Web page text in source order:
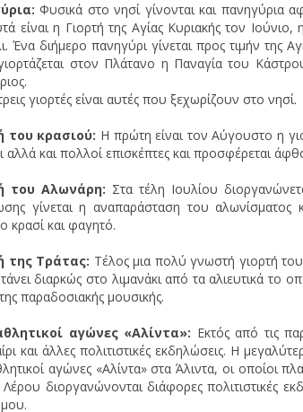
Φυσικά στο νησί γίνονται και πανηγύρια
είναι η Γιορτή της Αγίας Κυριακής τον
Ένα διήμερο πανηγύρι γίνεται προς τιμήν της
στον Πλάτανο η Παναγία του
γιορτές είναι αυτές που ξεχωρίζουν στο νησί.
του κρασιού: Η πρώτη είναι τον Αύγουστο η
αλλά και πολλοί επισκέπτες και προσφέρεται
του Αλωνάρη: Στα τέλη Ιουλίου
γίνεται η αναπαράσταση του αλωνίσματος
κρασί και φαγητό.
της Τράτας: Τέλος μια πολύ γνωστή γιορτή
διαρκώς στο λιμανάκι από τα αλιευτικά το
παραδοσιακής μουσικής.
αγώνες «Αλίντα»: Εκτός από τις
και άλλες πολιτιστικές εκδηλώσεις. Η
αγώνες «Αλίντα» στα Άλιντα, οι οποίοι
διοργανώνονται διάφορες πολιτιστικές